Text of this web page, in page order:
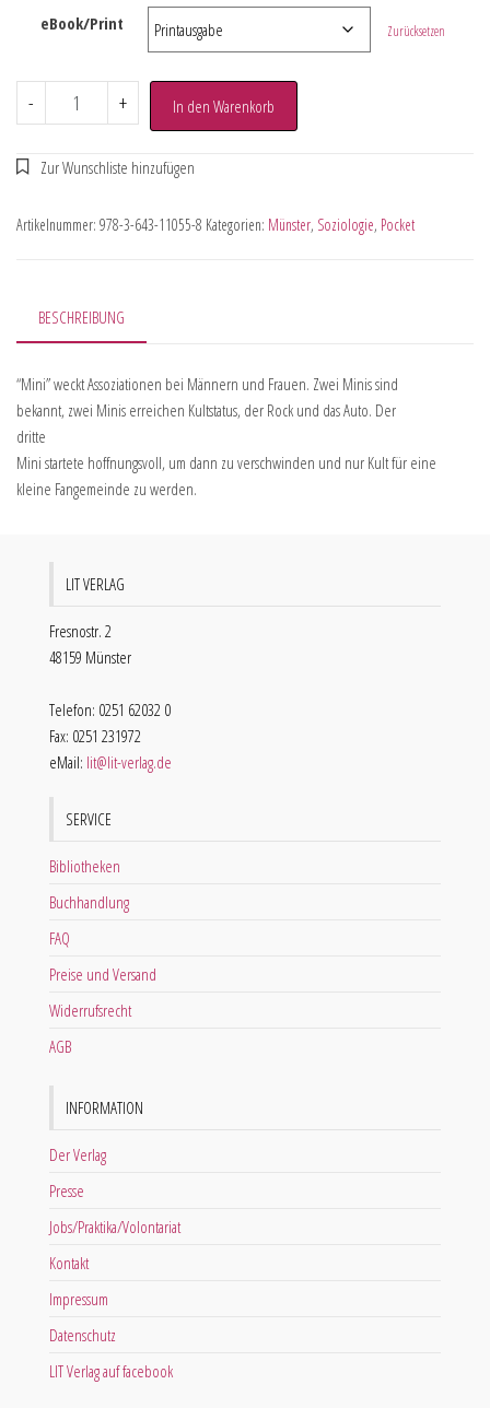
eBook/Print Zurücksetzen
- + In den Warenkorb
Artikelnummer: 978-3-643-11055-8 Kategorien: Münster, Soziologie, Pocket
BESCHREIBUNG
“Mini” weckt Assoziationen bei Männern und Frauen. Zwei Minis sind
bekannt, zwei Minis erreichen Kultstatus, der Rock und das Auto. Der
dritte
Mini startete hoffnungsvoll, um dann zu verschwinden und nur Kult für eine
kleine Fangemeinde zu werden.
LIT VERLAG
Fresnostr. 2
48159 Münster
Telefon: 0251 62032 0
Fax: 0251 231972
eMail: lit@lit-verlag.de
SERVICE
Bibliotheken
Buchhandlung
FAQ
Preise und Versand
Widerrufsrecht
AGB
INFORMATION
Der Verlag
Presse
Jobs/Praktika/Volontariat
Kontakt
Impressum
Datenschutz
LIT Verlag auf facebook